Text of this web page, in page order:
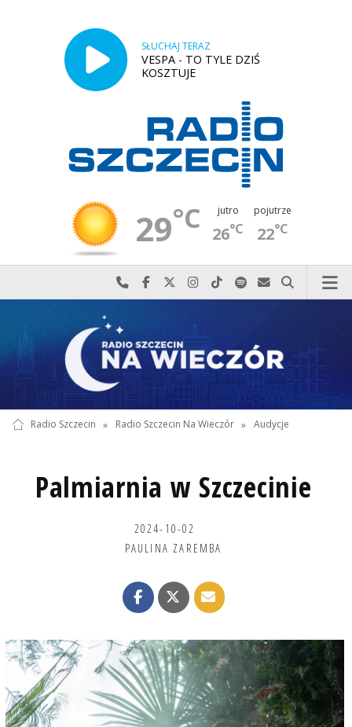
SŁUCHAJ TERAZ
VESPA - TO TYLE DZIŚ
KOSZTUJE
29°C jutro
26°C
pojutrze
22°C
Najlepiej po prostu do nas zadzwoń
Odwiedź nas na Facebook-u
Odwiedź nas na X
Odwiedź nas na Instagram-ie
Odwiedź nas na TikTok-u
Szukaj nas na Spotify
Wyślij do nas
Szukaj
Radio Szczecin » Radio Szczecin Na Wieczór » Audycje
Palmiarnia w Szczecinie
2024-10-02
PAULINA ZAREMBA